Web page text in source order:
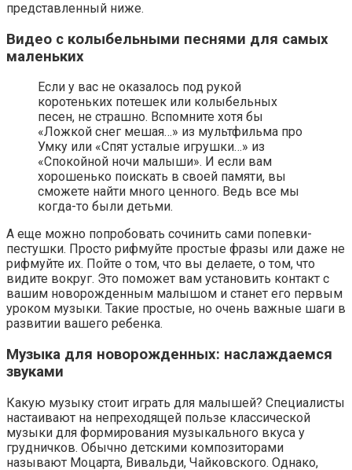
представленный ниже.
Видео с колыбельными песнями для самых
маленьких
Если у вас не оказалось под рукой
коротеньких потешек или колыбельных
песен, не страшно. Вспомните хотя бы
«Ложкой снег мешая…» из мультфильма про
Умку или «Спят усталые игрушки…» из
«Спокойной ночи малыши». И если вам
хорошенько поискать в своей памяти, вы
сможете найти много ценного. Ведь все мы
когда-то были детьми.
А еще можно попробовать сочинить сами попевки-
пестушки. Просто рифмуйте простые фразы или даже не
рифмуйте их. Пойте о том, что вы делаете, о том, что
видите вокруг. Это поможет вам установить контакт с
вашим новорожденным малышом и станет его первым
уроком музыки. Такие простые, но очень важные шаги в
развитии вашего ребенка.
Музыка для новорожденных: наслаждаемся
звуками
Какую музыку стоит играть для малышей? Специалисты
настаивают на непреходящей пользе классической
музыки для формирования музыкального вкуса у
грудничков. Обычно детскими композиторами
называют Моцарта, Вивальди, Чайковского. Однако,